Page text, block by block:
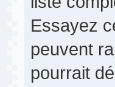
Essayez
peuvent
pourrait